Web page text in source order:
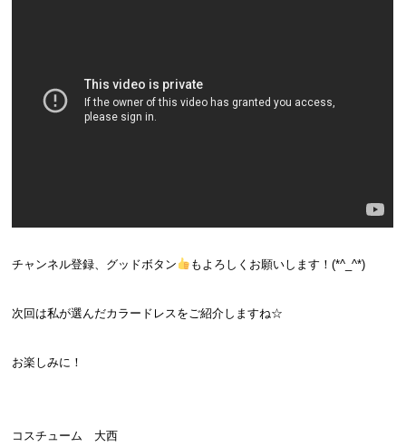
チャンネル登録、グッドボタン もよろしくお願いします！(*^_^*)
次回は私が選んだカラードレスをご紹介しますね☆
お楽しみに！
コスチューム 大西